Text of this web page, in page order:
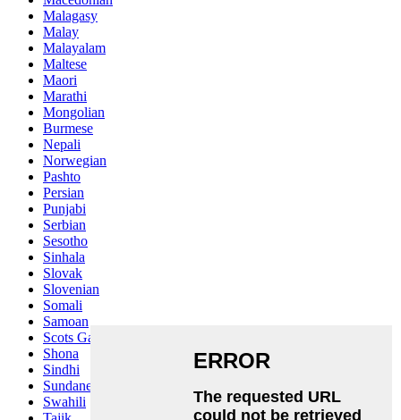
Malagasy
Malay
Malayalam
Maltese
Maori
Marathi
Mongolian
Burmese
Nepali
Norwegian
Pashto
Persian
Punjabi
Serbian
Sesotho
Sinhala
Slovak
Slovenian
Somali
Samoan
Scots Gaelic
Shona
Sindhi
Sundanese
Swahili